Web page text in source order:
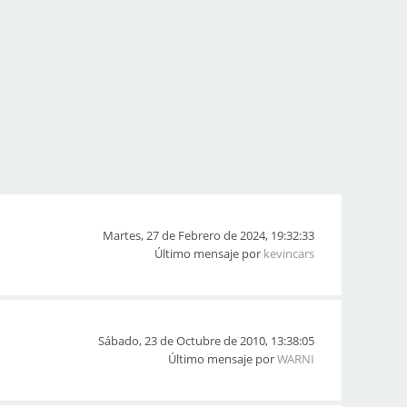
Martes, 27 de Febrero de 2024, 19:32:33
Último mensaje por kevincars
Sábado, 23 de Octubre de 2010, 13:38:05
Último mensaje porWARNI